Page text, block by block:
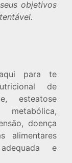
objetivos
para te
de
esteatose
doença
alimentares
e